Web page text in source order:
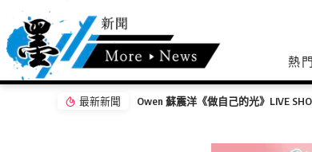
熱門
最新新聞 Owen 蘇震洋《做自己的光》LIVE